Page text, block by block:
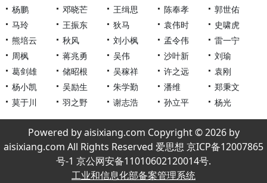
杨鹏
邓晓芒 王缉思 陈奉孝
郭世佑
马玲
王振东 狄马 袁伟时
史啸虎
熊培云
秋风 刘小枫 孟令伟
雷一宁
周枫
蒋兆勇 吴伟 沙叶新
刘瑜
葛剑雄
储昭根 吴稼祥 许之远
袁刚
杨小凯
吴励生 朱学勤 潘维
郑秉文
莫于川
羽之野 谢志浩 孙立平 杨光
Powered by aisixiang.com Copyright © 2026 by
aisixiang.com All Rights Reserved 爱思想 京ICP备12007865
号-1 京公网安备11010602120014号.
工业和信息化部备案管理系统